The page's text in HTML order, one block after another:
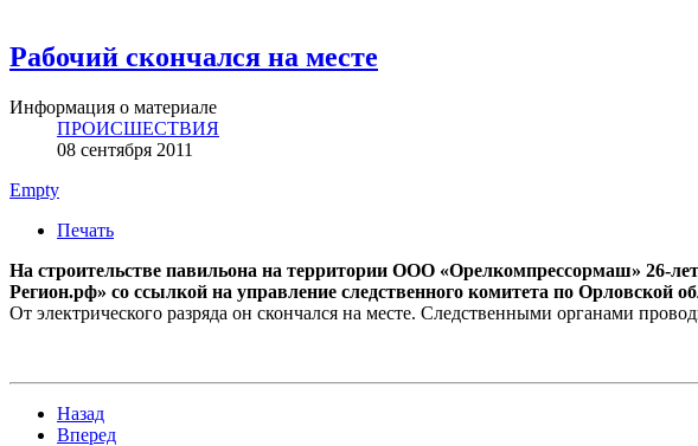
Рабочий скончался на месте
Информация о материале
ПРОИСШЕСТВИЯ
08 сентября 2011
Empty
Печать
На строительстве павильона на территории ООО «Орелкомпрессормаш» 26-
Регион.рф» со ссылкой на управление следственного комитета по Орловской
От электрического разряда он скончался на месте. Следственными органами
Назад
Вперед